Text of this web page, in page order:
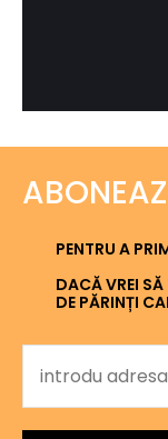
PENTRU A
DACĂ VREI
DE PĂRINȚI